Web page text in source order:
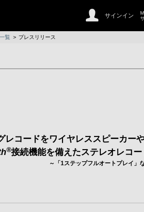
サインイン
覧 > プレスリリース
レコードをワイヤレススピーカー
®接続機能を備えたステレオレコ
～「1ステップフルオートプレイ」